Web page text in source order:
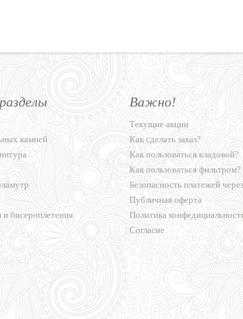
камней
бисероплетения
Важно!
Текущие акции
Как сделать заказ?
Как пользоваться кладовой?
Как пользоваться фильтром?
Безопасность платежей
Публичная оферта
Политика
Согласие